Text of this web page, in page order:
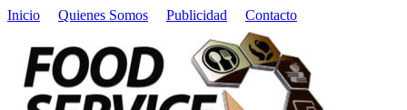
Inicio Quienes Somos Publicidad Contacto